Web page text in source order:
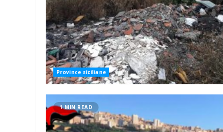
Province siciliane
1 MIN READ